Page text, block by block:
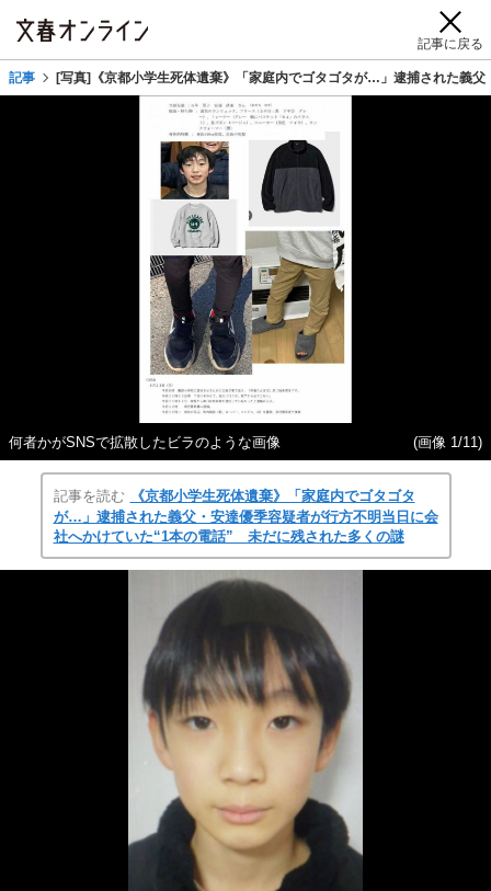
記事に戻る
記事 [写真]《京都小学生死体遺棄》「家庭内でゴタゴタが…」逮捕された義
何者かがSNSで拡散したビラのような画像 (画像 1/11)
記事を読む
《京都小学生死体遺棄》「家庭内でゴタゴタ
が…」逮捕された義父・安達優季容疑者が行方不明当日に会
社へかけていた“1本の電話” 未だに残された多くの謎